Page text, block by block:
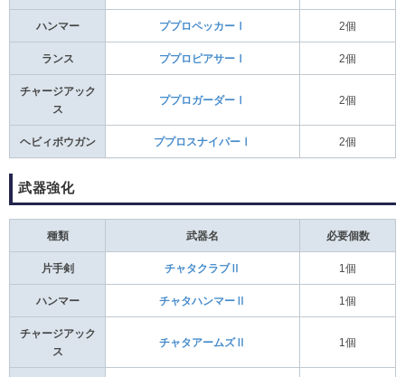
ハンマー ププロペッカーⅠ 2個
ランス ププロピアサーⅠ 2個
チャージアック
ス
ププロガーダーⅠ 2個
ヘビィボウガン ププロスナイパーⅠ 2個
武器強化
種類 武器名 必要個数
片手剣 チャタクラブⅡ 1個
ハンマー チャタハンマーⅡ 1個
チャージアック
ス
チャタアームズⅡ 1個